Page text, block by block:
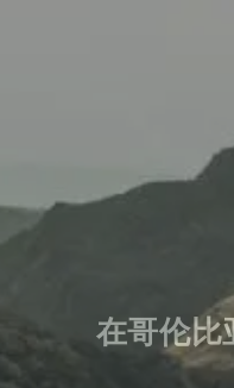
在哥伦比